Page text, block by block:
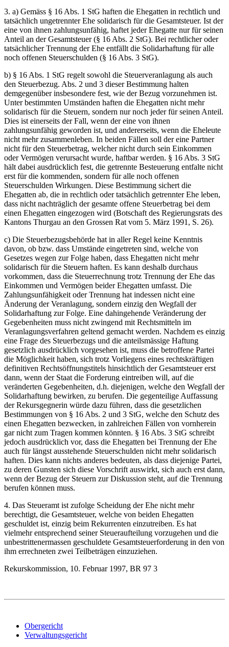
3. a) Gemäss § 16 Abs. 1 StG haften die Ehegatten in rechtlich und
tatsächlich ungetrennter Ehe solidarisch für die Gesamtsteuer. Ist der
eine von ihnen zahlungsunfähig, haftet jeder Ehegatte nur für seinen
Anteil an der Gesamtsteuer (§ 16 Abs. 2 StG). Bei rechtlicher oder
tatsächlicher Trennung der Ehe entfällt die Solidarhaftung für alle
noch offenen Steuerschulden (§ 16 Abs. 3 StG).
b) § 16 Abs. 1 StG regelt sowohl die Steuerveranlagung als auch
den Steuerbezug. Abs. 2 und 3 dieser Bestimmung halten
demgegenüber insbesondere fest, wie der Bezug vorzunehmen ist.
Unter bestimmten Umständen haften die Ehegatten nicht mehr
solidarisch für die Steuern, sondern nur noch jeder für seinen Anteil.
Dies ist einerseits der Fall, wenn der eine von ihnen
zahlungsunfähig geworden ist, und andererseits, wenn die Eheleute
nicht mehr zusammenleben. In beiden Fällen soll der eine Partner
nicht für den Steuerbetrag, welcher nicht durch sein Einkommen
oder Vermögen verursacht wurde, haftbar werden. § 16 Abs. 3 StG
hält dabei ausdrücklich fest, die getrennte Besteuerung entfalte nicht
erst für die kommenden, sondern für alle noch offenen
Steuerschulden Wirkungen. Diese Bestimmung sichert die
Ehegatten ab, die in rechtlich oder tatsächlich getrennter Ehe leben,
dass nicht nachträglich der gesamte offene Steuerbetrag bei dem
einen Ehegatten eingezogen wird (Botschaft des Regierungsrats des
Kantons Thurgau an den Grossen Rat vom 5. März 1991, S. 26).
c) Die Steuerbezugsbehörde hat in aller Regel keine Kenntnis
davon, ob bzw. dass Umstände eingetreten sind, welche von
Gesetzes wegen zur Folge haben, dass Ehegatten nicht mehr
solidarisch für die Steuern haften. Es kann deshalb durchaus
vorkommen, dass die Steuerrechnung trotz Trennung der Ehe das
Einkommen und Vermögen beider Ehegatten umfasst. Die
Zahlungsunfähigkeit oder Trennung hat indessen nicht eine
Änderung der Veranlagung, sondern einzig den Wegfall der
Solidarhaftung zur Folge. Eine dahingehende Veränderung der
Gegebenheiten muss nicht zwingend mit Rechtsmitteln im
Veranlagungsverfahren geltend gemacht werden. Nachdem es einzig
eine Frage des Steuerbezugs und die anteilsmässige Haftung
gesetzlich ausdrücklich vorgesehen ist, muss die betroffene Partei
die Möglichkeit haben, sich trotz Vorliegens eines rechtskräftigen
definitiven Rechtsöffnungstitels hinsichtlich der Gesamtsteuer erst
dann, wenn der Staat die Forderung eintreiben will, auf die
veränderten Gegebenheiten, d.h. diejenigen, welche den Wegfall der
Solidarhaftung bewirken, zu berufen. Die gegenteilige Auffassung
der Rekursgegnerin würde dazu führen, dass die gesetzlichen
Bestimmungen von § 16 Abs. 2 und 3 StG, welche den Schutz des
einen Ehegatten bezwecken, in zahlreichen Fällen von vornherein
gar nicht zum Tragen kommen könnten. § 16 Abs. 3 StG schreibt
jedoch ausdrücklich vor, dass die Ehegatten bei Trennung der Ehe
auch für längst ausstehende Steuerschulden nicht mehr solidarisch
haften. Dies kann nichts anderes bedeuten, als dass diejenige Partei,
zu deren Gunsten sich diese Vorschrift auswirkt, sich auch erst dann,
wenn der Bezug der Steuern zur Diskussion steht, auf die Trennung
berufen können muss.
4. Das Steueramt ist zufolge Scheidung der Ehe nicht mehr
berechtigt, die Gesamtsteuer, welche von beiden Ehegatten
geschuldet ist, einzig beim Rekurrenten einzutreiben. Es hat
vielmehr entsprechend seiner Steueraufteilung vorzugehen und die
unbestrittenermassen geschuldete Gesamtsteuerforderung in den von
ihm errechneten zwei Teilbeträgen einzuziehen.
Rekurskommission, 10. Februar 1997, BR 97 3
Obergericht
Verwaltungsgericht